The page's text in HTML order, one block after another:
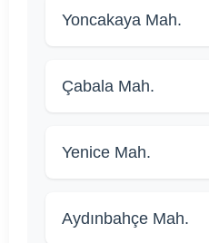
Yoncakaya Mah.
Çabala Mah.
Yenice Mah.
Aydınbahçe Mah.